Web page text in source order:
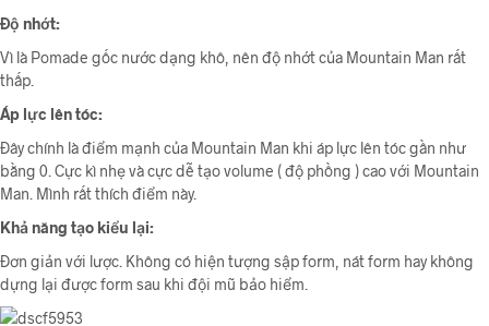
Độ nhớt:
Vì là Pomade gốc nước dạng khô, nên độ nhớt của Mountain Man rất
thấp.
Áp lực lên tóc:
Đây chính là điểm mạnh của Mountain Man khi áp lực lên tóc gần như
bằng 0. Cực kì nhẹ và cực dễ tạo volume ( độ phồng ) cao với Mountain
Man. Mình rất thích điểm này.
Khả năng tạo kiểu lại:
Đơn giản với lược. Không có hiện tượng sập form, nát form hay không
dựng lại được form sau khi đội mũ bảo hiểm.